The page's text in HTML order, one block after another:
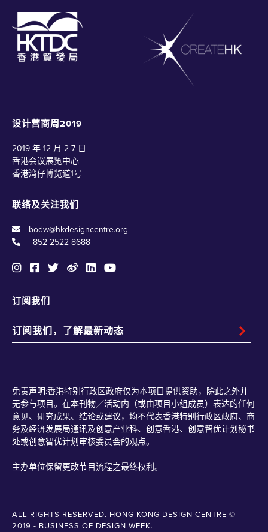
设计营商周2019
2019 年 12 月 2-7 日
香港会议展览中心
香港湾仔博览道1号
联络及关注我们
bodw@hkdesigncentre.org
+852 2522 8688
订阅我们
免责声明:香港特别行政区政府仅为本项目提供资助，除此之外并
无参与项目。在本刊物／活动内（或由项目小组成员）表达的任何
意见、研究成果、结论或建议，均不代表香港特别行政区政府、商
务及经济发展局通讯及创意产业科、创意香港、创意智优计划秘书
处或创意智优计划审核委员会的观点。
主办单位保留更改节目流程之最终权利。
ALL RIGHTS RESERVED. HONG KONG DESIGN CENTRE ©
2019 - BUSINESS OF DESIGN WEEK.